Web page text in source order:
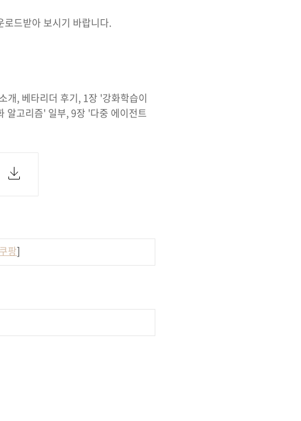
드받아 보시기 바랍니다.
개, 베타리더 후기, 1장 '강화학습이
알고리즘' 일부, 9장 '다중 에이전트
쿠팡]